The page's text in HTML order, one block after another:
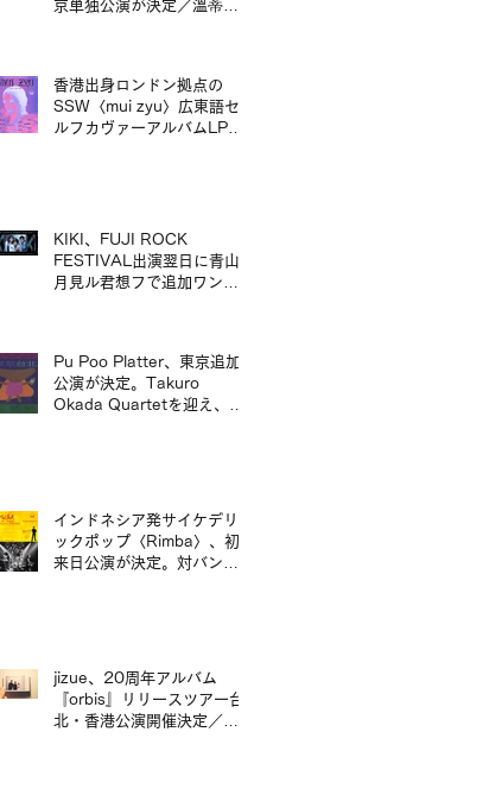
京単独公演が決定／溫蒂漫
香港出身ロンドン拠点の
SSW〈mui zyu〉広東語セ
ルフカヴァーアルバムLPリ
KIKI、FUJI ROCK
FESTIVAL出演翌日に青山
月見ル君想フで追加ワンマ
想フ舉行追加專場演出
Pu Poo Platter、東京追加
公演が決定。Takuro
Okada Quartetを迎え、青
インドネシア発サイケデリ
ックポップ〈Rimba〉、初
来日公演が決定。対バンに
大師「沖井禮二 Group」同
台演出。
jizue、20周年アルバム
『orbis』リリースツアー台
北・香港公演開催決定／